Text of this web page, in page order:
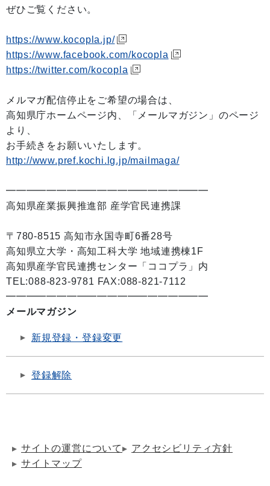
ぜひご覧ください。
https://www.kocopla.jp/
https://www.facebook.com/kocopla
https://twitter.com/kocopla
メルマガ配信停止をご希望の場合は、
高知県庁ホームページ内、「メールマガジン」のページ
より、
お手続きをお願いいたします。
http://www.pref.kochi.lg.jp/mailmaga/
━━━━━━━━━━━━━━━━━━━━
高知県産業振興推進部 産学官民連携課
〒780-8515 高知市永国寺町6番28号
高知県立大学・高知工科大学 地域連携棟1F
高知県産学官民連携センター「ココプラ」内
TEL:088-823-9781 FAX:088-821-7112
━━━━━━━━━━━━━━━━━━━━
メールマガジン
新規登録・登録変更
登録解除
サイトの運営について
アクセシビリティ方針
サイトマップ